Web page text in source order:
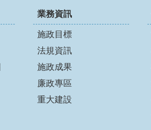
業務資訊
施政目標
法規資訊
施政成果
廉政專區
重大建設